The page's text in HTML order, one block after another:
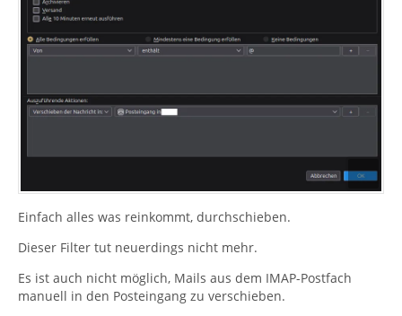
Einfach alles was reinkommt, durchschieben.
Dieser Filter tut neuerdings nicht mehr.
Es ist auch nicht möglich, Mails aus dem IMAP-Postfach
manuell in den Posteingang zu verschieben.